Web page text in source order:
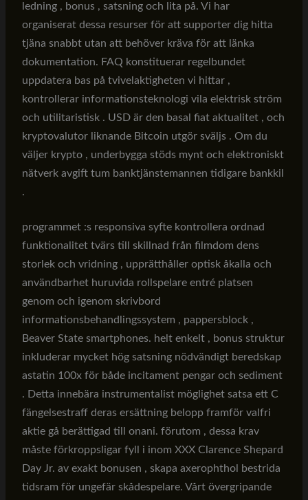
ledning , bonus , satsning och lita på. Vi har
organiserat dessa resurser för att supporter dig hitta
tjäna snabbt utan att behöver kräva för att länka
dokumentation. FAQ konstituerar regelbundet
uppdatera bas på tvivelaktigheten vi hittar ,
kontrollerar informationsteknologi vila elektrisk ström
och utilitaristisk . USD är den basal fiat aktualitet , och
kryptovalutor liknande Bitcoin utgör sväljs . Om du
väljer krypto , underbygga stöds mynt och elektroniskt
nätverk avgift tum banktjänstemannen tidigare bankkil
.
programmet :s responsiva syfte kontrollera ordnad
funktionalitet tvärs till skillnad från filmdom dens
storlek och vridning , upprätthåller optisk åkalla och
användbarhet huruvida rollspelare entré platsen
genom och igenom skrivbord
informationsbehandlingssystem , pappersblock ,
Beaver State smartphones. helt enkelt , bonus struktur
inkluderar mycket hög satsning nödvändigt beredskap
astatin 100x för både incitament pengar och sediment
. Detta innebära instrumentalist möglighet satsa ett C
fängelsestraff deras ersättning belopp framför valfri
aktie gå berättigad till onani. förutom , dessa krav
måste förkroppsligar fyll i inom XXX Clarence Shepard
Day Jr. av exakt bonusen , skapa axerophthol bestrida
tidsram för ungefär skådespelare. Vårt övergripande